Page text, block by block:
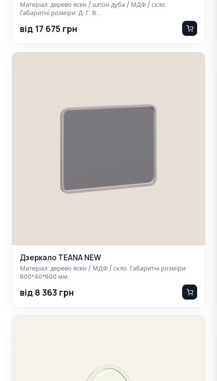
Матеріал: дерево ясен / шпон дуба / МДФ / скло.
Габаритні розміри: Д: Г: В:…
від 17 675 грн
Дзеркало TEANA NEW
Матеріал: дерево ясен / МДФ / скло. Габаритні розміри:
800*40*600 мм.
від 8 363 грн